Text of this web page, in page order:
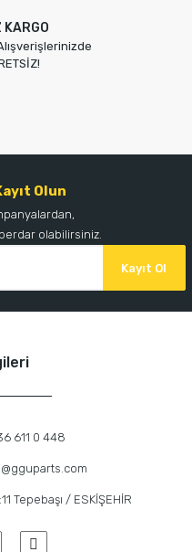
Olun
olabilirsiniz.
Kayıt Ol
611 0 448
Tepebaşı / ESKİŞEHİR